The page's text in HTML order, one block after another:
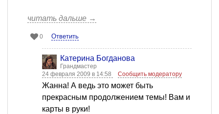
читать дальше →
0 Ответить
Катерина Богданова
Грандмастер
24 февраля 2009 в 14:58
Сообщить модератору
Жанна! А ведь это может быть
прекрасным продолжением темы! Вам и
карты в руки!